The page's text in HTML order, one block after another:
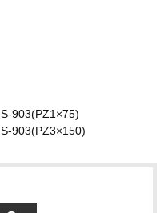
903(PZ1×75)
903(PZ3×150)